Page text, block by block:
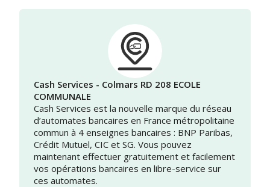
Cash Services - Colmars RD 208 ECOLE
COMMUNALE
Cash Services est la nouvelle marque du réseau
d’automates bancaires en France métropolitaine
commun à 4 enseignes bancaires : BNP Paribas,
Crédit Mutuel, CIC et SG. Vous pouvez
maintenant effectuer gratuitement et facilement
vos opérations bancaires en libre-service sur
ces automates.